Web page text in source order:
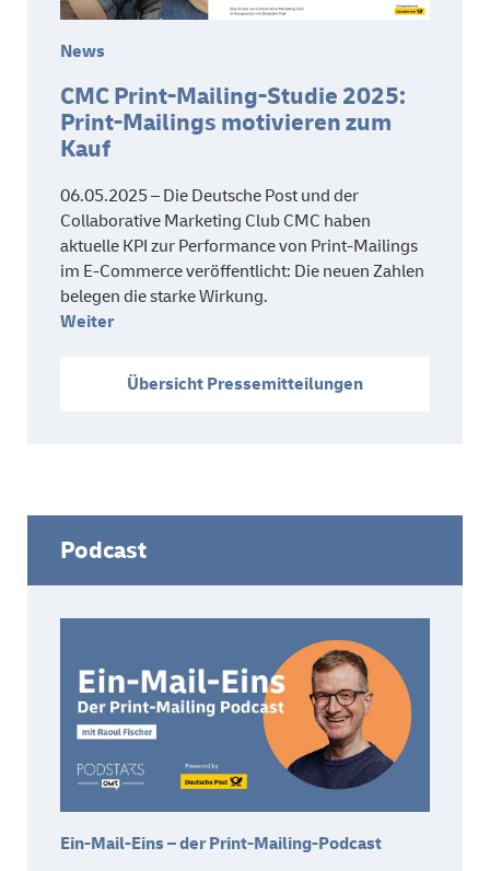
News
CMC Print-Mailing-Studie 2025:
Print-Mailings motivieren zum
Kauf
06.05.2025 – Die Deutsche Post und der
Collaborative Marketing Club CMC haben
aktuelle KPI zur Performance von Print-Mailings
im E-Commerce veröffentlicht: Die neuen Zahlen
belegen die starke Wirkung.
Weiter
Übersicht Pressemitteilungen
Podcast
Ein-Mail-Eins – der Print-Mailing-Podcast